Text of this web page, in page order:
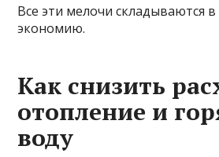
Все эти мелочи складываются
экономию.
Как снизить
отопление и
воду